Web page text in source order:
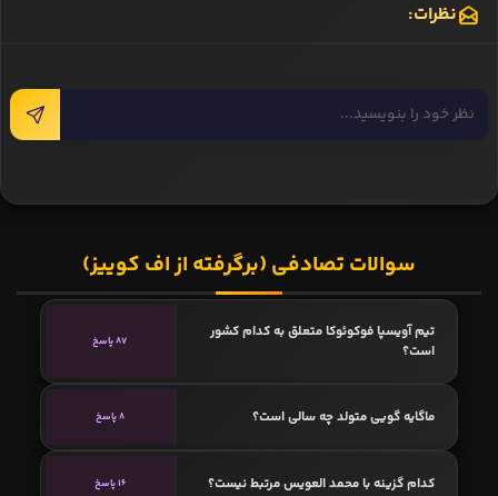
نظرات:
سوالات تصادفی (برگرفته از اف کوییز)
تیم آویسپا فوکوئوکا متعلق به کدام کشور
است؟
87 پاسخ
ماگایه گویی متولد چه سالی است؟ 8 پاسخ
کدام گزینه با محمد العویس مرتبط نیست؟ 16 پاسخ